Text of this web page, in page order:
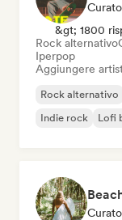
&gt; 1800
Rock alternativo
Iperpop
Aggiungere
Rock alternativo
Indie rock
Lofi